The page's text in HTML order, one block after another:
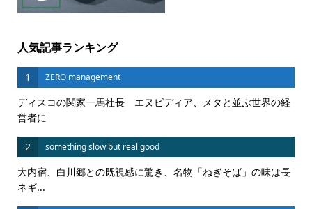
人気記事ランキング
1 ZERO management
ディスコの関家一馬社長 エヌビディア、メタと並ぶ世界の経
営者に
2 something slow but real good
大内宿、白川郷との既視感に驚き、名物「ねぎそば」の味は長
ネギ...